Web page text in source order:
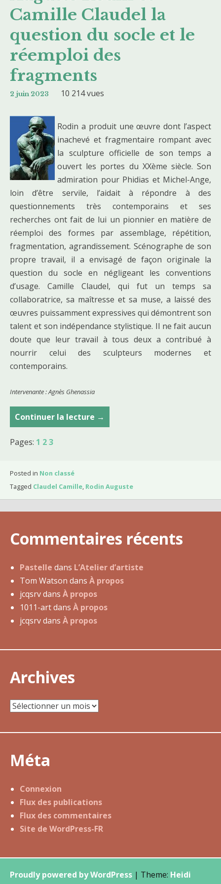
Camille Claudel la
question du socle et le
réemploi des
fragments
2 juin 2023 10 214 vues
Rodin a produit une œuvre dont l’aspect
inachevé et fragmentaire rompant avec
la sculpture officielle de son temps a
ouvert les portes du XXème siècle. Son
admiration pour Phidias et Michel-Ange,
loin d’être servile, l’aidait à répondre à des
questionnements très contemporains et ses
recherches ont fait de lui un pionnier en matière de
réemploi des formes par assemblage, répétition,
fragmentation, agrandissement. Scénographe de son
propre travail, il a envisagé de façon originale la
question du socle en négligeant les conventions
d’usage. Camille Claudel, qui fut un temps sa
collaboratrice, sa maîtresse et sa muse, a laissé des
œuvres puissamment expressives qui démontrent son
talent et son indépendance stylistique. Il ne fait aucun
doute que leur travail à tous deux a contribué à
nourrir celui des sculpteurs modernes et
contemporains.
Intervenante : Agnès Ghenassia
Continuer la lecture S
c
t
u
r
m
d
e
n
s
e
n
e
t
a
m
→
Pages: 1 23
Posted in Non classé
Tagged Claudel Camille, Rodin Auguste
Commentaires récents
Pastelle dans L’Atelier d’artiste
Tom Watson dans À propos
jcqsrvdans À propos
1011-artdans À propos
jcqsrvdans À propos
Archives
Archives
Méta
Connexion
Flux des publications
Flux des commentaires
Site de WordPress-FR
Proudly powered by WordPress | Theme: Heidi